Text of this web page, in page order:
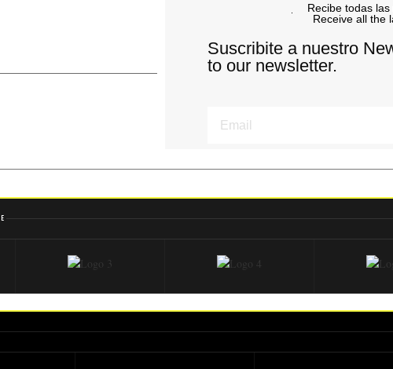
Recibe todas
Receive all the
Suscribite a nuestro
to our newsletter.